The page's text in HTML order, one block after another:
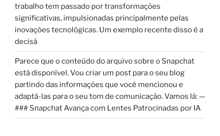
trabalho tem passado por transformações
significativas, impulsionadas principalmente pelas
inovações tecnológicas. Um exemplo recente disso é a
decisã
Parece que o conteúdo do arquivo sobre o Snapchat
está disponível. Vou criar um post para o seu blog
partindo das informações que você mencionou e
adaptá-las para o seu tom de comunicação. Vamos lá: —
### Snapchat Avança com Lentes Patrocinadas por IA